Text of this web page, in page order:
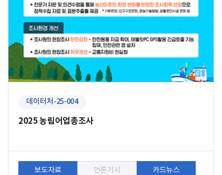
데이터처-25-004
2025 농림어업총조사
보도자료 언론기사 카드뉴스